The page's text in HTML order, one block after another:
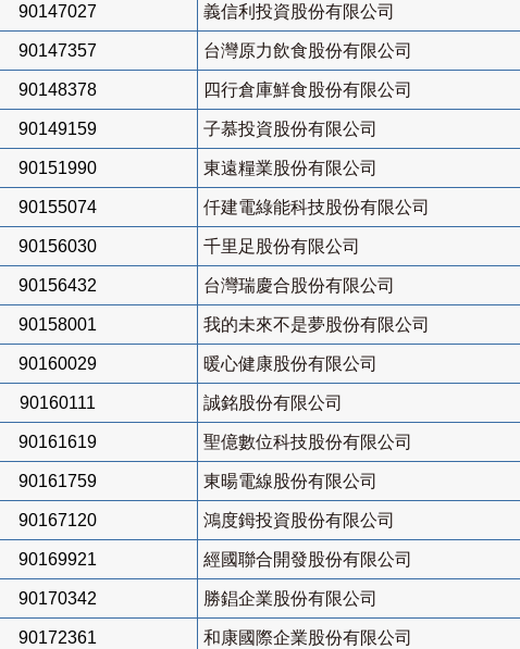
90147027 義信利投資股份有限公司
90147357 台灣原力飲食股份有限公司
90148378 四行倉庫鮮食股份有限公司
90149159 子慕投資股份有限公司
90151990 東遠糧業股份有限公司
90155074 仟建電綠能科技股份有限公司
90156030 千里足股份有限公司
90156432 台灣瑞慶合股份有限公司
90158001 我的未來不是夢股份有限公司
90160029 暖心健康股份有限公司
90160111 誠銘股份有限公司
90161619 聖億數位科技股份有限公司
90161759 東暘電線股份有限公司
90167120 鴻度鉧投資股份有限公司
90169921 經國聯合開發股份有限公司
90170342 勝錩企業股份有限公司
90172361 和康國際企業股份有限公司